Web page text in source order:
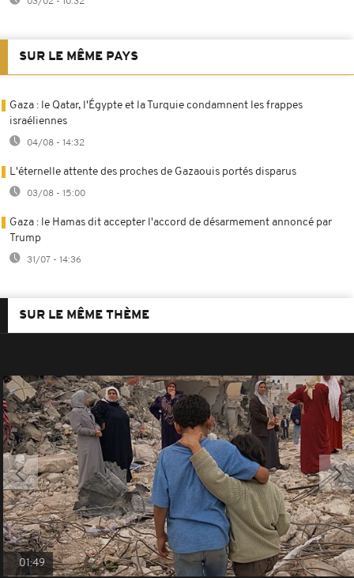
SUR LE MÊME PAYS
Gaza : le Qatar, l'Égypte et la Turquie condamnent les frappes
israéliennes
04/08 - 14:32
L'éternelle attente des proches de Gazaouis portés disparus
03/08 - 15:00
Gaza : le Hamas dit accepter l'accord de désarmement annoncé par
Trump
31/07 - 14:36
SUR LE MÊME THÈME
01:49